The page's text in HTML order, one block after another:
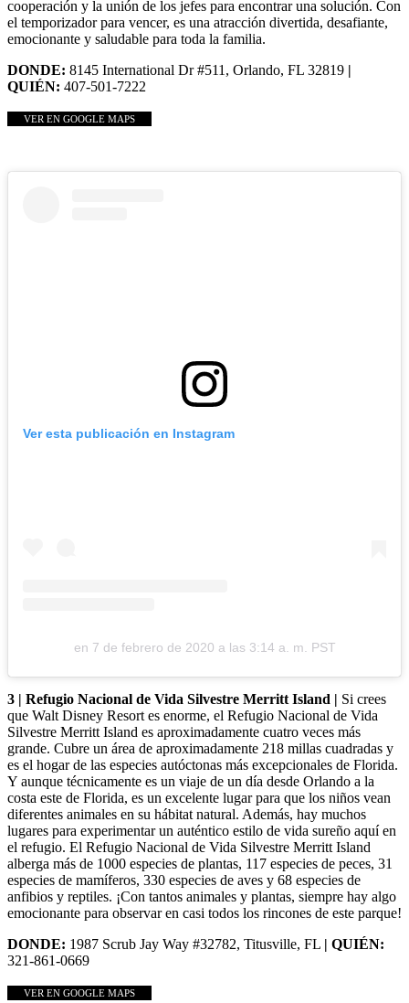
cooperación y la unión de los jefes para encontrar una solución. Con
el temporizador para vencer, es una atracción divertida, desafiante,
emocionante y saludable para toda la familia.
DONDE: 8145 International Dr #511, Orlando, FL 32819 |
QUIÉN: 407-501-7222
VER EN GOOGLE MAPS
Ver esta publicación en Instagram
en 7 de febrero de 2020 a las 3:14 a. m. PST
3 | Refugio Nacional de Vida Silvestre Merritt Island | Si crees
que Walt Disney Resort es enorme, el Refugio Nacional de Vida
Silvestre Merritt Island es aproximadamente cuatro veces más
grande. Cubre un área de aproximadamente 218 millas cuadradas y
es el hogar de las especies autóctonas más excepcionales de Florida.
Y aunque técnicamente es un viaje de un día desde Orlando a la
costa este de Florida, es un excelente lugar para que los niños vean
diferentes animales en su hábitat natural. Además, hay muchos
lugares para experimentar un auténtico estilo de vida sureño aquí en
el refugio. El Refugio Nacional de Vida Silvestre Merritt Island
alberga más de 1000 especies de plantas, 117 especies de peces, 31
especies de mamíferos, 330 especies de aves y 68 especies de
anfibios y reptiles. ¡Con tantos animales y plantas, siempre hay algo
emocionante para observar en casi todos los rincones de este parque!
DONDE: 1987 Scrub Jay Way #32782, Titusville, FL | QUIÉN:
321-861-0669
VER EN GOOGLE MAPS